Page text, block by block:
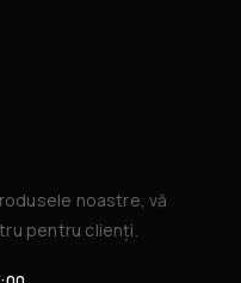
noastre, vă
pentru clienți.​